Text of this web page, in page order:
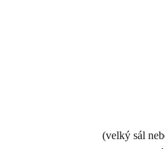
(velký sál